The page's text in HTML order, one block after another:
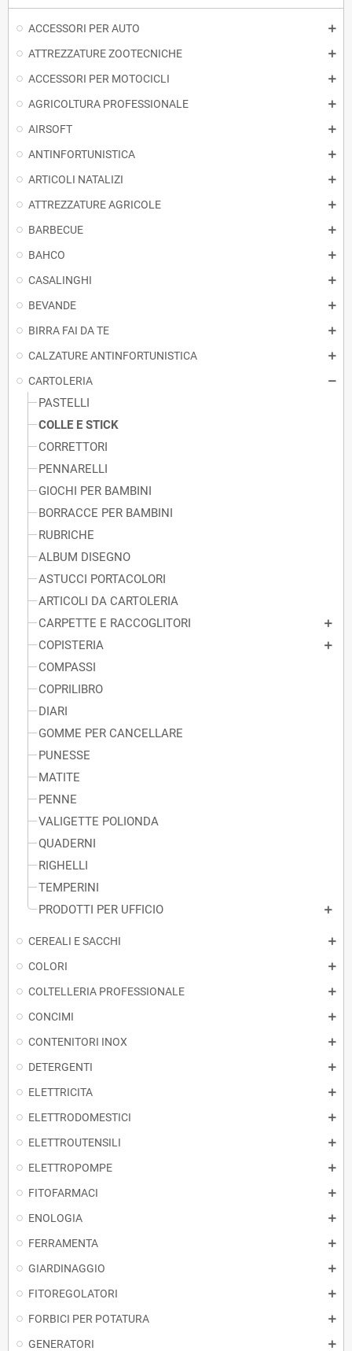
ACCESSORI PER AUTO
ATTREZZATURE ZOOTECNICHE
ACCESSORI PER MOTOCICLI
AGRICOLTURA PROFESSIONALE
AIRSOFT
ANTINFORTUNISTICA
ARTICOLI NATALIZI
ATTREZZATURE AGRICOLE
BARBECUE
BAHCO
CASALINGHI
BEVANDE
BIRRA FAI DA TE
CALZATURE ANTINFORTUNISTICA
CARTOLERIA
PASTELLI
COLLE E STICK
CORRETTORI
PENNARELLI
GIOCHI PER BAMBINI
BORRACCE PER BAMBINI
RUBRICHE
ALBUM DISEGNO
ASTUCCI PORTACOLORI
ARTICOLI DA CARTOLERIA
CARPETTE E RACCOGLITORI
COPISTERIA
COMPASSI
COPRILIBRO
DIARI
GOMME PER CANCELLARE
PUNESSE
MATITE
PENNE
VALIGETTE POLIONDA
QUADERNI
RIGHELLI
TEMPERINI
PRODOTTI PER UFFICIO
CEREALI E SACCHI
COLORI
COLTELLERIA PROFESSIONALE
CONCIMI
CONTENITORI INOX
DETERGENTI
ELETTRICITA
ELETTRODOMESTICI
ELETTROUTENSILI
ELETTROPOMPE
FITOFARMACI
ENOLOGIA
FERRAMENTA
GIARDINAGGIO
FITOREGOLATORI
FORBICI PER POTATURA
GENERATORI